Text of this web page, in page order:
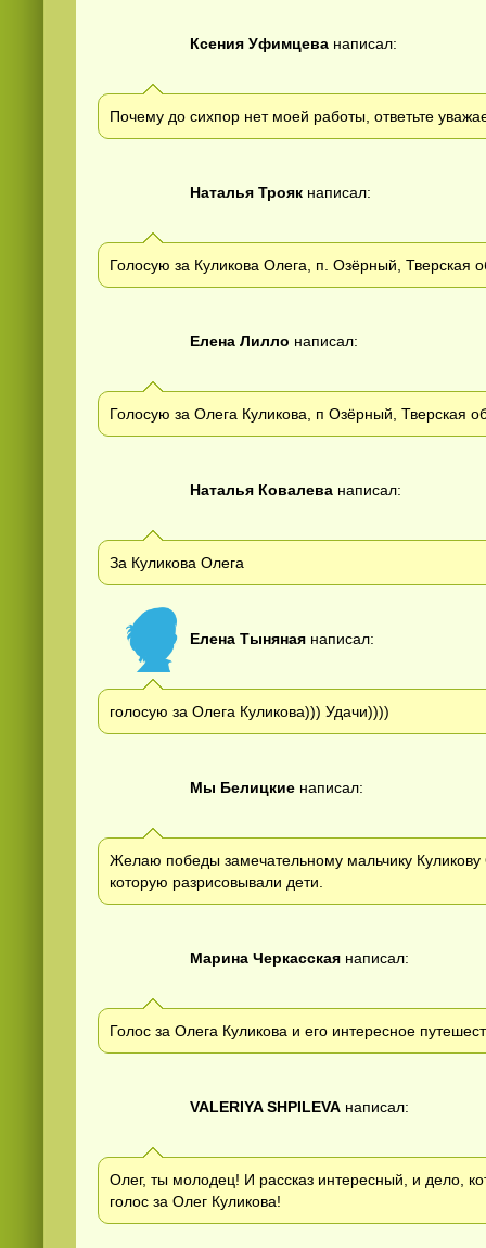
Ксения Уфимцева написал:
Почему до сихпор нет моей работы, ответьте
Наталья Трояк написал:
Голосую за Куликова Олега, п. Озёрный, Тверская
Елена Лилло написал:
Голосую за Олега Куликова, п Озёрный, Тверская
Наталья Ковалева написал:
За Куликова Олега
Елена Тыняная написал:
голосую за Олега Куликова))) Удачи))))
Мы Белицкие написал:
Желаю победы замечательному мальчику
которую разрисовывали дети.
Марина Черкасская написал:
Голос за Олега Куликова и его интересное
VALERIYA SHPILEVA написал:
Олег, ты молодец! И рассказ интересный, и дело,
голос за Олег Куликова!